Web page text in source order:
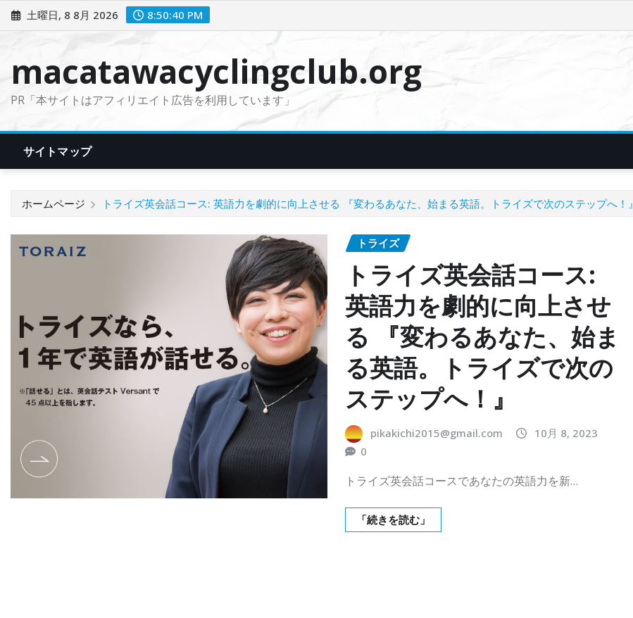
ン
土曜日, 8 8月 2026 8:50:41 PM
macatawacyclingclub.org
PR「本サイトはアフィリエイト広告を利用しています」
サイトマップ
ホームページ トライズ英会話コース: 英語力を劇的に向上させる 『変わるあなた、始まる英語。トライズで次のステップへ！』
トライズ
トライズ英会話コース:
英語力を劇的に向上させ
る 『変わるあなた、始ま
る英語。トライズで次の
ステップへ！』
pikakichi2015@gmail.com
10月 8, 2023
0
トライズ英会話コースであなたの英語力を新…
「続きを読む」